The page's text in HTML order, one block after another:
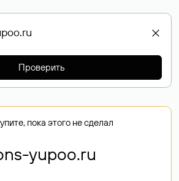
Проверить
пока этого не сделал
yupoo.ru